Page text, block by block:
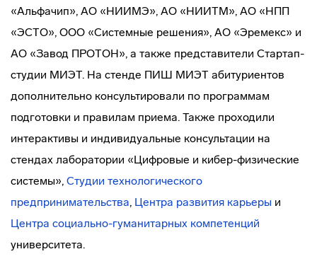
«Альфачип», АО «НИИМЭ», АО «НИИТМ», АО «НПП
«ЭСТО», ООО «Системные решения», АО «Эремекс» и
АО «Завод ПРОТОН», а также представители Стартап-
студии МИЭТ. На стенде ПИШ МИЭТ абитуриентов
дополнительно консультировали по программам
подготовки и правилам приема. Также проходили
интерактивы и индивидуальные консультации на
стендах лаборатории «Цифровые и кибер-физические
системы», Студии технологического
предпринимательства, Центра развития карьеры и
Центра социально-гуманитарных компетенций
университета.